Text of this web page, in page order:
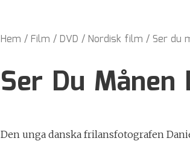
Hem / Film / DVD / Nordisk film / Ser du
Ser Du Månen
Den unga danska frilansfotografen